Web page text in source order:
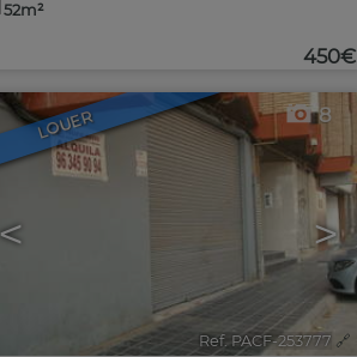
52m²
450€
LOUER
< >
8
Ref. PACF-253777 🔗